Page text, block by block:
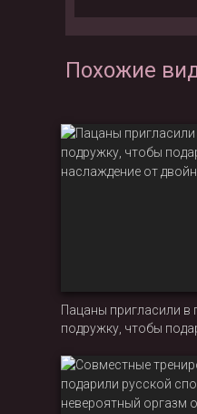
Похожие
Пацаны пригласили в
подружку, чтобы